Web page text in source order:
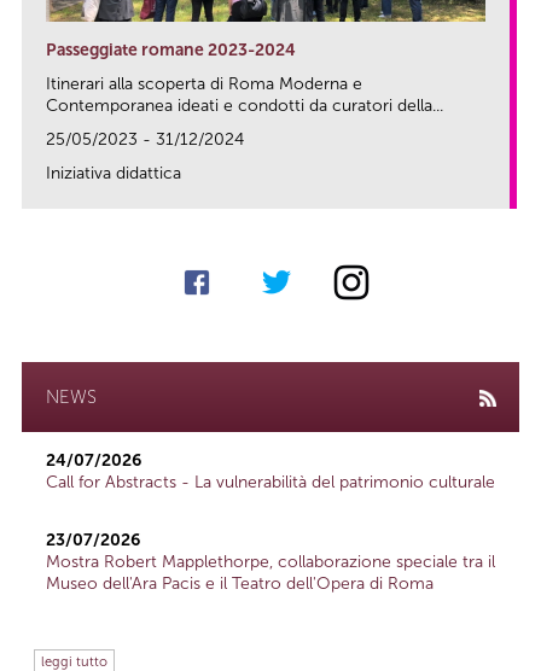
Passeggiate romane 2023-2024
Itinerari alla scoperta di Roma Moderna e
Contemporanea ideati e condotti da curatori della...
25/05/2023 - 31/12/2024
Iniziativa didattica
NEWS
24/07/2026
Call for Abstracts - La vulnerabilità del patrimonio culturale
23/07/2026
Mostra Robert Mapplethorpe, collaborazione speciale tra il
Museo dell'Ara Pacis e il Teatro dell'Opera di Roma
leggi tutto